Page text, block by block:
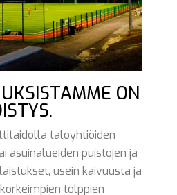
ON
taloyhtiöiden
asuinalueiden puistojen ja
usein kaivuusta ja
tolppien